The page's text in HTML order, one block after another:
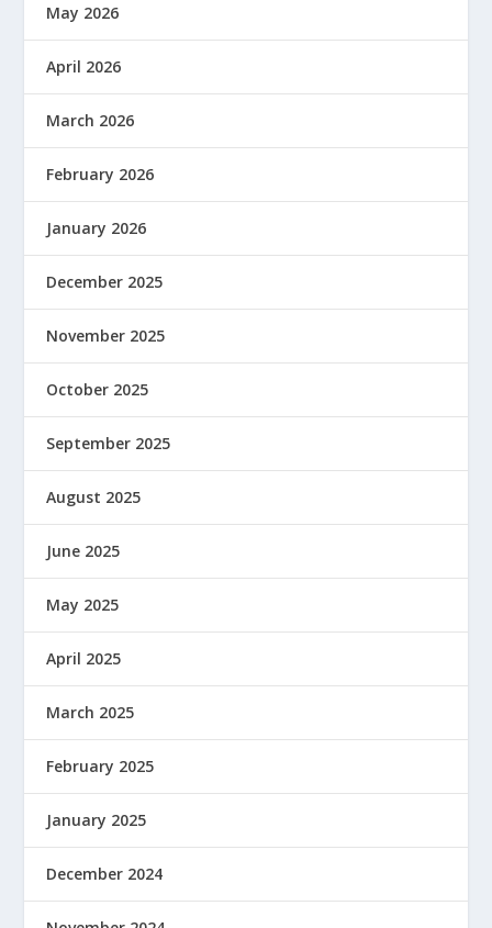
May 2026
April 2026
March 2026
February 2026
January 2026
December 2025
November 2025
October 2025
September 2025
August 2025
June 2025
May 2025
April 2025
March 2025
February 2025
January 2025
December 2024